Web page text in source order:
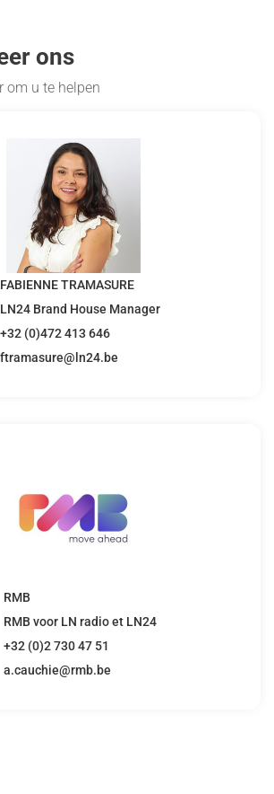
ons
om u te helpen
FABIENNE TRAMASURE
LN24 Brand House Manager
+32 (0)472 413 646
ftramasure@ln24.be
RMB
RMB voor LN radio et LN24
+32 (0)2 730 47 51
a.cauchie@rmb.be